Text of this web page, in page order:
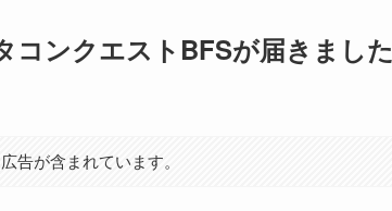
コンクエストBFSが届きました
告が含まれています。